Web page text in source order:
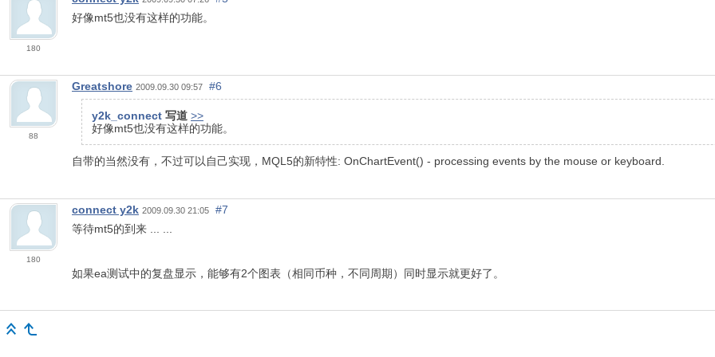
180
好像mt5也没有这样的功能。
88
Greatshore 2009.09.30 09:57 #6
y2k_connect 写道 >>
好像mt5也没有这样的功能。
自带的当然没有，不过可以自己实现，MQL5的新特性: OnChartEvent() - processing events by the mouse or keyboard.
180
connect y2k 2009.09.30 21:05
#7
等待mt5的到来 ... ...
如果ea测试中的复盘显示，能够有2个图表（相同币种，不同周期）同时显示就更好了。